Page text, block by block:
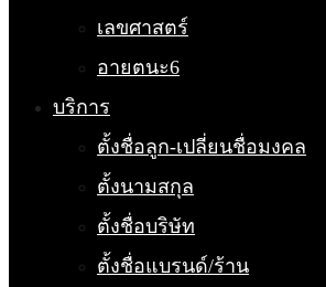
เลขศาสตร์
อายตนะ6
บริการ
ตั้งชื่อลูก-เปลี่ยนชื่อมงคล
ตั้งนามสกุล
ตั้งชื่อบริษัท
ตั้งชื่อแบรนด์/ร้าน